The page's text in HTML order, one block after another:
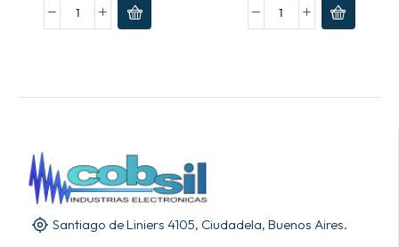
Santiago de Liniers 4105, Ciudadela, Buenos Aires.